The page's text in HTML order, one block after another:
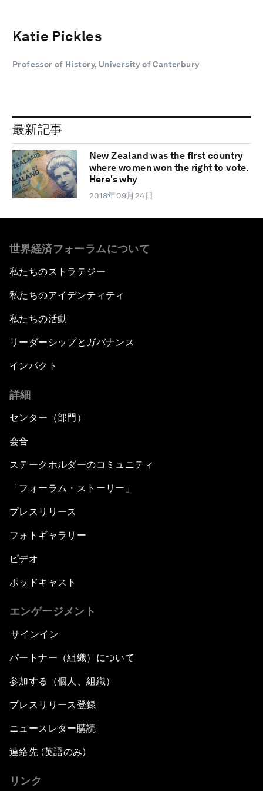
Katie Pickles
Professor of History, University of Canterbury
最新記事
New Zealand was the first country
where women won the right to vote.
Here's why
2018年09月24日
世界経済フォーラムについて
私たちのストラテジー
私たちのアイデンティティ
私たちの活動
リーダーシップとガバナンス
インパクト
詳細
センター（部門）
会合
ステークホルダーのコミュニティ
「フォーラム・ストーリー」
プレスリリース
フォトギャラリー
ビデオ
ポッドキャスト
エンゲージメント
サインイン
パートナー（組織）について
参加する（個人、組織）
プレスリリース登録
ニュースレター購読
連絡先 (英語のみ)
リンク